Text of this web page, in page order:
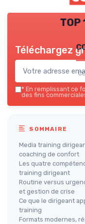
TOP
Téléchargez
* En remplissant ce
des fins
SOMMAIRE
Media training
coaching de confort
Les quatre
training dirigeant
Routine versus
et gestion de crise
Ce que le dirigeant
training
Formats modernes,